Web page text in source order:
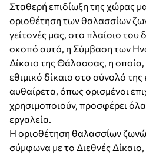
Σταθερή επιδίωξη της χώρας
οριοθέτηση των θαλασσίων
γείτονές μας, στο πλαίσιο του
σκοπό αυτό, η Σύμβαση των
Δίκαιο της Θάλασσας, η
εθιμικό δίκαιο στο σύνολό της
αυθαίρετα, όπως ορισμένοι
χρησιμοποιούν, προσφέρει
εργαλεία.
Η οριοθέτηση θαλασσίων
σύμφωνα με το Διεθνές